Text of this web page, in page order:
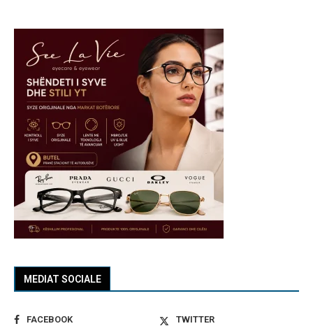
MEDIAT SOCIALE
FACEBOOK
TWITTER